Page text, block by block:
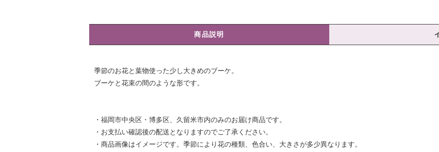
商品説明
季節のお花と葉物使った少し大きめのブーケ。
ブーケと花束の間のような形です。
・福岡市中央区・博多区、久留米市内のみのお届け商品です。
・お支払い確認後の配送となりますのでご了承ください。
・商品画像はイメージです。季節により花の種類、色合い、大きさが多少異なります。